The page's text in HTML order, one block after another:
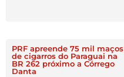
PRF apreende 75 mil maços
de cigarros do Paraguai na
BR 262 próximo a Córrego
Danta